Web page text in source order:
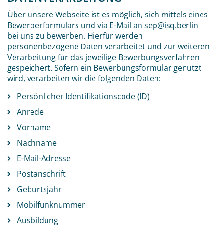
Über unsere Webseite ist es möglich, sich mittels eines
Bewerberformulars und via E-Mail an sep@isq.berlin
bei uns zu bewerben. Hierfür werden
personenbezogene Daten verarbeitet und zur weiteren
Verarbeitung für das jeweilige Bewerbungsverfahren
gespeichert. Sofern ein Bewerbungsformular genutzt
wird, verarbeiten wir die folgenden Daten:
Persönlicher Identifikationscode (ID)
Anrede
Vorname
Nachname
E-Mail-Adresse
Postanschrift
Geburtsjahr
Mobilfunknummer
Ausbildung